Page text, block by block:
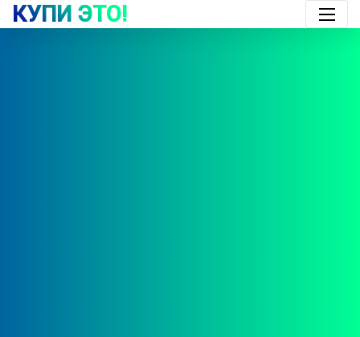
КУПИ ЭТО!